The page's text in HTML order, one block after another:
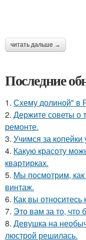
читать дальше →
Последние
1. Схему долиной" в
2. Держите советы о
ремонте.
3. Учимся за копейки
4. Какую красоту
квартирках.
5. Мы посмотрим, как
винтаж.
6. Как вы относитесь
7. Это вам за то, что
8. Девушка на
люстрой решилась.